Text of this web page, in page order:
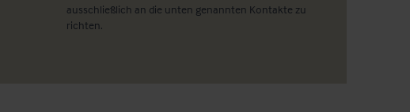
ausschließlich an die unten genannten Kontakte zu
richten.